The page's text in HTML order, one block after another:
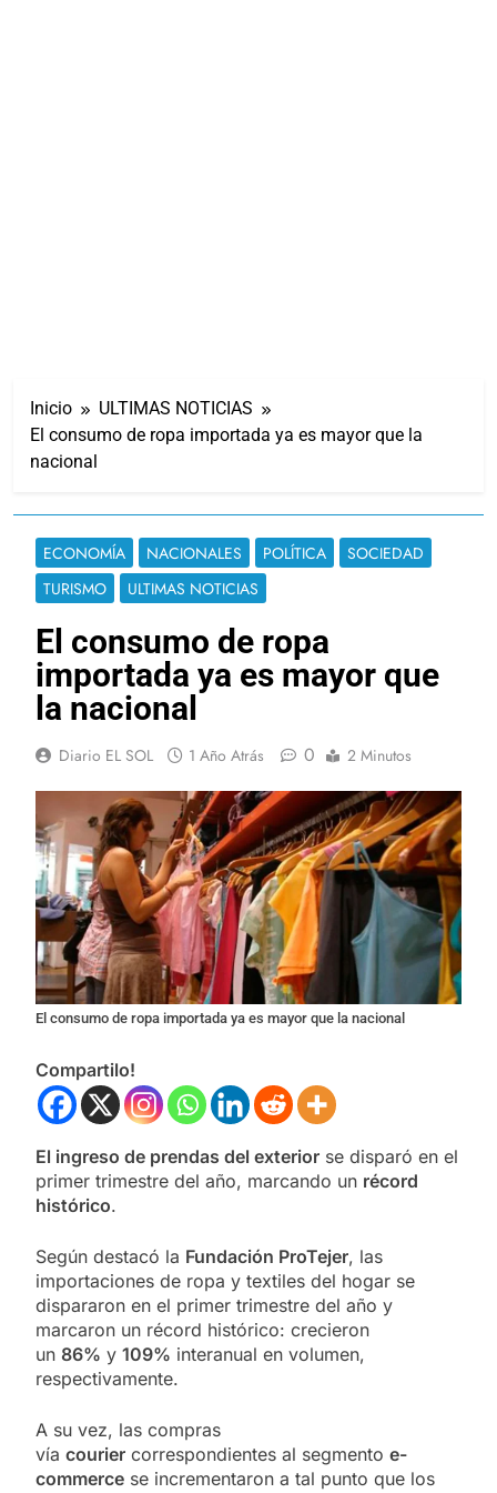
Inicio
ULTIMAS NOTICIAS
El consumo de ropa importada ya es mayor que la
nacional
ECONOMÍA NACIONALES POLÍTICA
SOCIEDAD
TURISMO
ULTIMAS NOTICIAS
El consumo de ropa
importada ya es mayor que
la nacional
Diario EL SOL 1 Año Atrás 0 2 Minutos
El consumo de ropa importada ya es mayor que la nacional
Compartilo!
El ingreso de prendas del exterior se disparó en el
primer trimestre del año, marcando un récord
histórico.
Según destacó la Fundación ProTejer, las
importaciones de ropa y textiles del hogar se
dispararon en el primer trimestre del año y
marcaron un récord histórico: crecieron
un 86% y 109% interanual en volumen,
respectivamente.
A su vez, las compras
vía courier correspondientes al segmento e-
commerce se incrementaron a tal punto que los